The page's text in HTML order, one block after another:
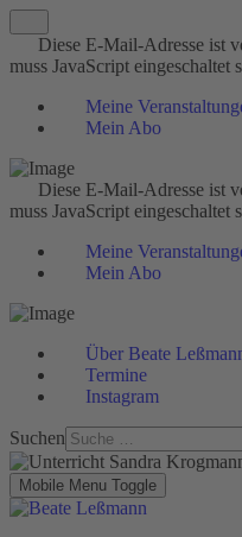
Diese E-Mail-Adresse ist
muss JavaScript eingeschaltet
Meine
Mein Abo
Diese E-Mail-Adresse ist
muss JavaScript eingeschaltet
Meine
Mein Abo
Über Beate
Termine
Instagram
Suchen
Mobile Menu Toggle